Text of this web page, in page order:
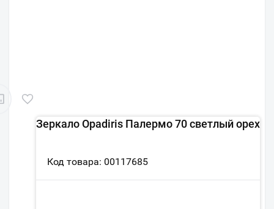
Зеркало Opadiris Палермо 70 светлый орех
Код товара: 00117685